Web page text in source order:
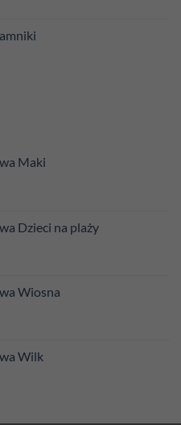
Maki
Dzieci na plaży
Wiosna
Wilk